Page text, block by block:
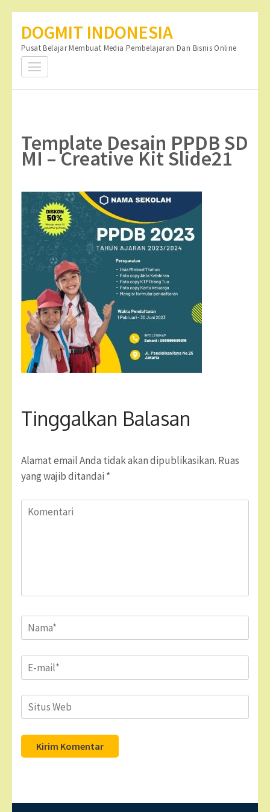
konten
(Tekan
DOGMIT INDONESIA
Pusat Belajar Membuat Media Pembelajaran Dan Bisnis Online
Template Desain PPDB SD
MI – Creative Kit Slide21
Tinggalkan Balasan
Alamat email Anda tidak akan dipublikasikan. Ruas
yang wajib ditandai *
Komentari
Name*
Email*
Situs
Web